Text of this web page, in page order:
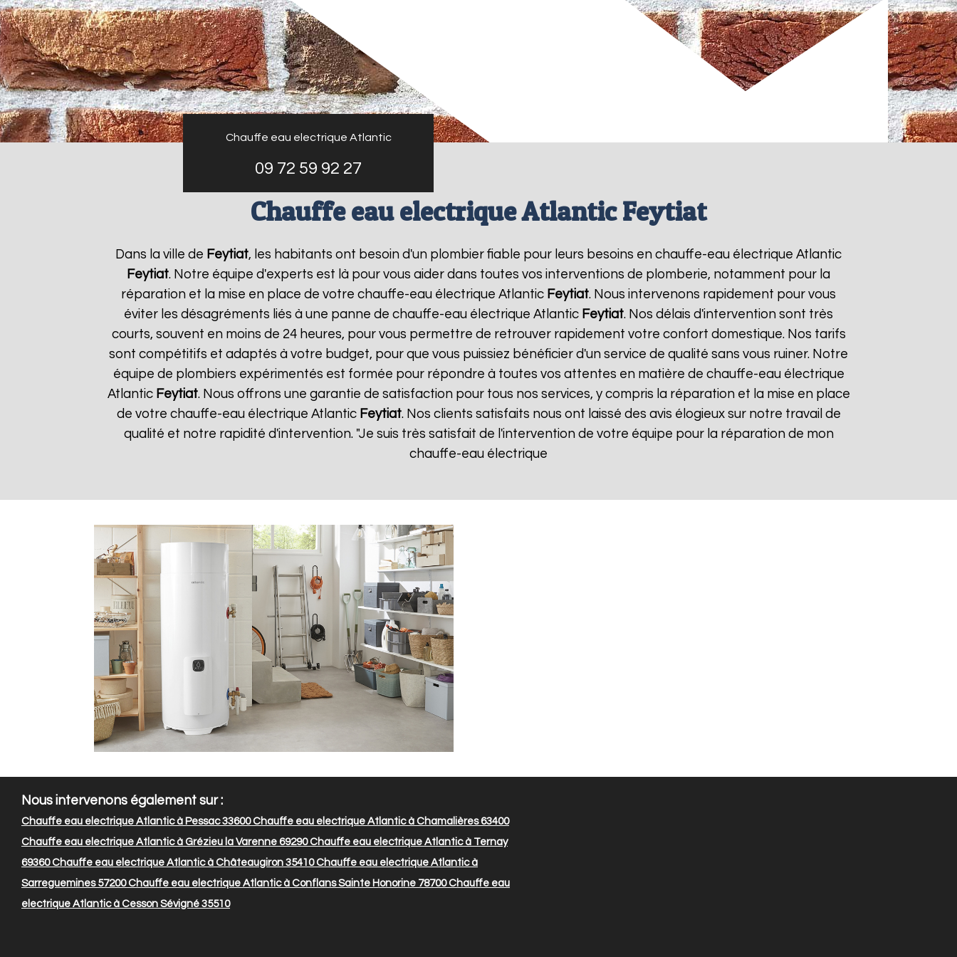
Chauffe eau electrique Atlantic
09 72 59 92 27
Chauffe eau electrique Atlantic Feytiat
Dans la ville de Feytiat, les habitants ont besoin d'un plombier fiable pour leurs besoins en chauffe-eau électrique Atlantic
Feytiat. Notre équipe d'experts est là pour vous aider dans toutes vos interventions de plomberie, notamment pour la
réparation et la mise en place de votre chauffe-eau électrique Atlantic Feytiat. Nous intervenons rapidement pour vous
éviter les désagréments liés à une panne de chauffe-eau électrique Atlantic Feytiat. Nos délais d'intervention sont très
courts, souvent en moins de 24 heures, pour vous permettre de retrouver rapidement votre confort domestique. Nos tarifs
sont compétitifs et adaptés à votre budget, pour que vous puissiez bénéficier d'un service de qualité sans vous ruiner. Notre
équipe de plombiers expérimentés est formée pour répondre à toutes vos attentes en matière de chauffe-eau électrique
Atlantic Feytiat. Nous offrons une garantie de satisfaction pour tous nos services, y compris la réparation et la mise en place
de votre chauffe-eau électrique Atlantic Feytiat. Nos clients satisfaits nous ont laissé des avis élogieux sur notre travail de
qualité et notre rapidité d'intervention. "Je suis très satisfait de l'intervention de votre équipe pour la réparation de mon
chauffe-eau électrique
Nous intervenons également sur :
Chauffe eau electrique Atlantic à Pessac 33600Chauffe eau electrique Atlantic à Chamalières 63400
Chauffe eau electrique Atlantic à Grézieu la Varenne 69290Chauffe eau electrique Atlantic à Ternay
69360Chauffe eau electrique Atlantic à Châteaugiron 35410Chauffe eau electrique Atlantic à
Sarreguemines 57200Chauffe eau electrique Atlantic à Conflans Sainte Honorine 78700Chauffe eau
electrique Atlantic à Cesson Sévigné 35510